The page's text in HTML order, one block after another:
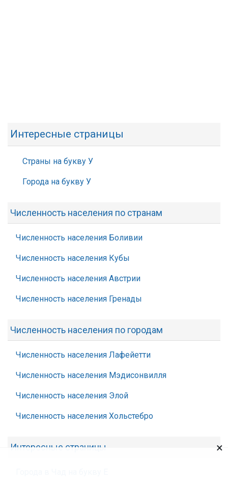
Интересные страницы
Страны на букву У
Города на букву У
Численность населения по странам
Численность населения Боливии
Численность населения Кубы
Численность населения Австрии
Численность населения Гренады
Численность населения по городам
Численность населения Лафейетти
Численность населения Мэдисонвилля
Численность населения Элой
Численность населения Хольстебро
Интересные страницы ×